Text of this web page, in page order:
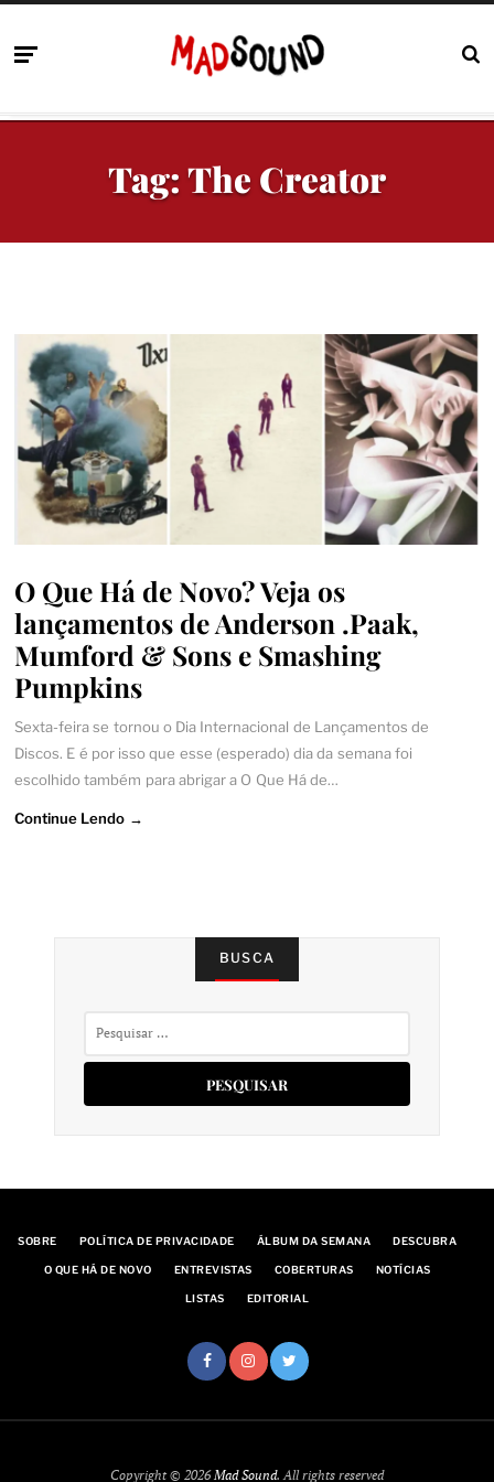
Tag:The Creator
O Que Há de Novo? Veja os
lançamentos de Anderson .Paak,
Mumford & Sons e Smashing
Pumpkins
Sexta-feira se tornou o Dia Internacional de Lançamentos de
Discos. E é por isso que esse (esperado) dia da semana foi
escolhido também para abrigar a O Que Há de…
Continue Lendo →
BUSCA
SOBRE POLÍTICA DE PRIVACIDADE ÁLBUM DA SEMANA DESCUBRA
O QUE HÁ DE NOVO ENTREVISTAS COBERTURAS NOTÍCIAS
LISTAS EDITORIAL
Copyright © 2026Mad Sound. All rights reserved